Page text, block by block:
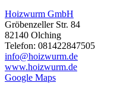
Hoizwurm GmbH
Gröbenzeller Str. 84
82140 Olching
Telefon: 081422847505
info@hoizwurm.de
www.hoizwurm.de
Google Maps